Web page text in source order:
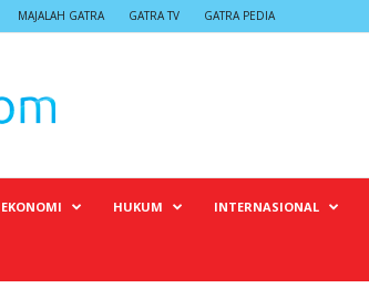
MAJALAH GATRA GATRA TV GATRA PEDIA
EKONOMI HUKUM INTERNASIONAL